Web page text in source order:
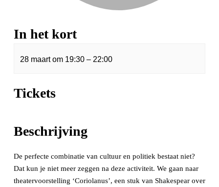
In het kort
28 maartom 19:30 – 22:00
Tickets
Beschrijving
De perfecte combinatie van cultuur en politiek bestaat niet?
Dat kun je niet meer zeggen na deze activiteit. We gaan naar
theatervoorstelling ‘Coriolanus’, een stuk van Shakespear over